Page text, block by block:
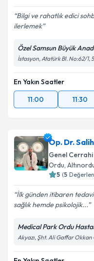
Kişisel
Bilgi ve rahatlık edici
ilerlemek
Özel Samsun Büyük
İstasyon, Atatürk Bl. No:62/1,
En Yakın Saatler
11:00
11:30
Op. Dr.
Genel Cerrahi
Ordu,
5 (5
İlk günden itibaren
sağlık hemde psikolojik...
Medical Park Ordu
Akyazı, Şht. Ali Gaffar